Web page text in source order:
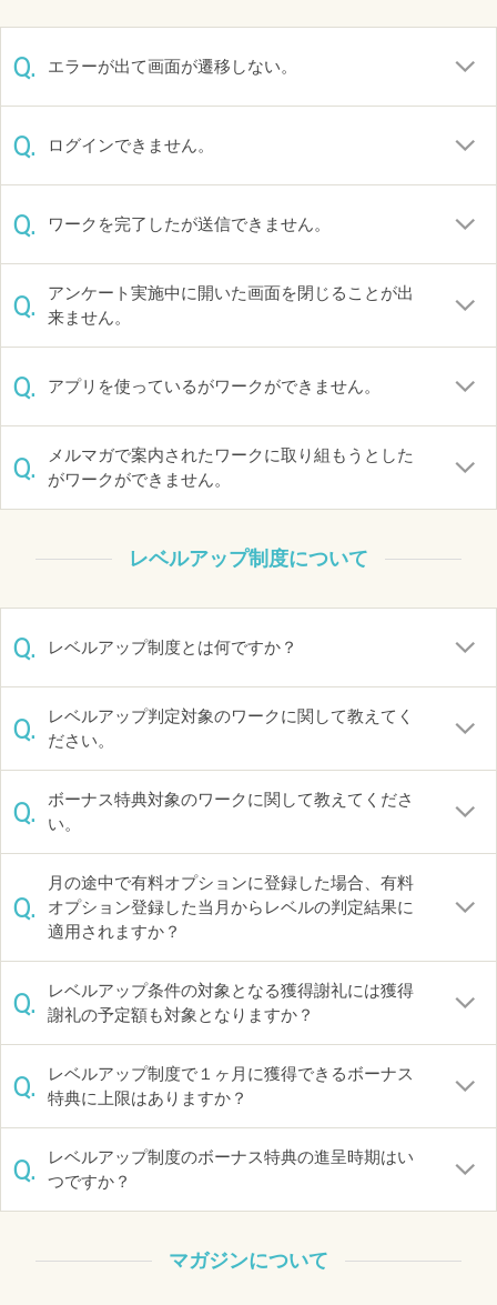
Q. エラーが出て画面が遷移しない。
Q. ログインできません。
Q. ワークを完了したが送信できません。
Q.
アンケート実施中に開いた画面を閉じることが出
来ません。
Q. アプリを使っているがワークができません。
Q.
メルマガで案内されたワークに取り組もうとした
がワークができません。
レベルアップ制度について
Q. レベルアップ制度とは何ですか？
Q.
レベルアップ判定対象のワークに関して教えてく
ださい。
Q.
ボーナス特典対象のワークに関して教えてくださ
い。
Q.
月の途中で有料オプションに登録した場合、有料
オプション登録した当月からレベルの判定結果に
適用されますか？
Q.
レベルアップ条件の対象となる獲得謝礼には獲得
謝礼の予定額も対象となりますか？
Q.
レベルアップ制度で１ヶ月に獲得できるボーナス
特典に上限はありますか？
Q.
レベルアップ制度のボーナス特典の進呈時期はい
つですか？
マガジンについて